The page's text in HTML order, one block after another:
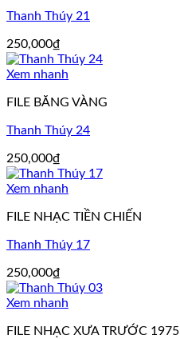
Thanh Thúy 21
250,000₫
Xem nhanh
FILE BĂNG VÀNG
Thanh Thúy 24
250,000₫
Xem nhanh
FILE NHẠC TIỀN CHIẾN
Thanh Thúy 17
250,000₫
Xem nhanh
FILE NHẠC XƯA TRƯỚC 1975